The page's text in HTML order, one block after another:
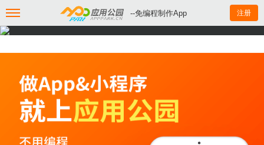
--免编程制作App 注册